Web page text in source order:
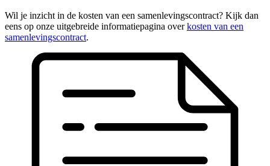
Wil je inzicht in de kosten van een samenlevingscontract? Kijk dan
eens op onze uitgebreide informatiepagina overkosten van een
samenlevingscontract.